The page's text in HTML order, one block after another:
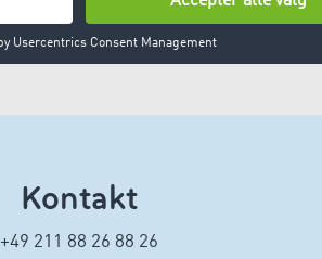
Kontakt
+49 211 88 26 88 26